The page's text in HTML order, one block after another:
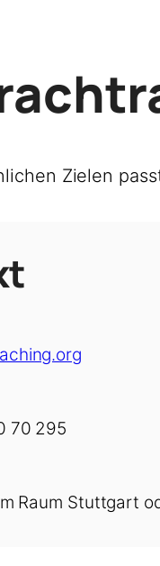
Zielen
70 295
Raum Stuttgart